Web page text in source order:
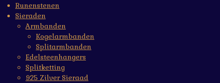
Runenstenen
Sieraden
Armbanden
Kogelarmbanden
Splitarmbanden
Edelsteenhangers
Splitketting
925 Zilver Sieraad